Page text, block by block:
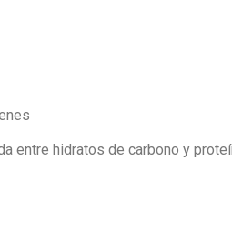
entre hidratos de carbono y